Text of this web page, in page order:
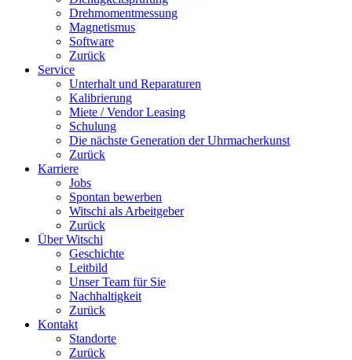
Drehmomentmessung
Magnetismus
Software
Zurück
Service
Unterhalt und Reparaturen
Kalibrierung
Miete / Vendor Leasing
Schulung
Die nächste Generation der Uhrmacherkunst
Zurück
Karriere
Jobs
Spontan bewerben
Witschi als Arbeitgeber
Zurück
Über Witschi
Geschichte
Leitbild
Unser Team für Sie
Nachhaltigkeit
Zurück
Kontakt
Standorte
Zurück